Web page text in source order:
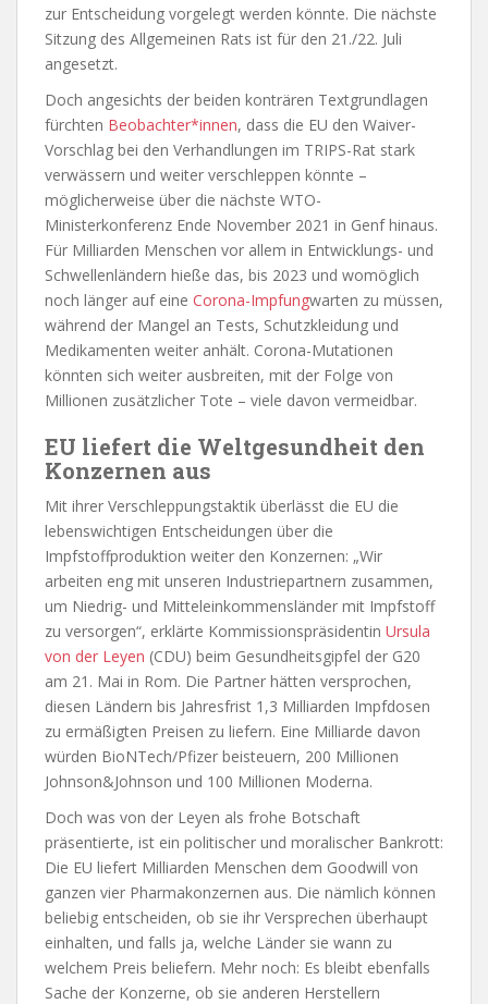
zur Entscheidung vorgelegt werden könnte. Die nächste
Sitzung des Allgemeinen Rats ist für den 21./22. Juli
angesetzt.
Doch angesichts der beiden konträren Textgrundlagen
fürchten Beobachter*innen, dass die EU den Waiver-
Vorschlag bei den Verhandlungen im TRIPS-Rat stark
verwässern und weiter verschleppen könnte –
möglicherweise über die nächste WTO-
Ministerkonferenz Ende November 2021 in Genf hinaus.
Für Milliarden Menschen vor allem in Entwicklungs- und
Schwellenländern hieße das, bis 2023 und womöglich
noch länger auf eine Corona-Impfungwarten zu müssen,
während der Mangel an Tests, Schutzkleidung und
Medikamenten weiter anhält. Corona-Mutationen
könnten sich weiter ausbreiten, mit der Folge von
Millionen zusätzlicher Tote – viele davon vermeidbar.
EU liefert die Weltgesundheit den
Konzernen aus
Mit ihrer Verschleppungstaktik überlässt die EU die
lebenswichtigen Entscheidungen über die
Impfstoffproduktion weiter den Konzernen: „Wir
arbeiten eng mit unseren Industriepartnern zusammen,
um Niedrig- und Mitteleinkommensländer mit Impfstoff
zu versorgen“, erklärte Kommissionspräsidentin Ursula
von der Leyen (CDU) beim Gesundheitsgipfel der G20
am 21. Mai in Rom. Die Partner hätten versprochen,
diesen Ländern bis Jahresfrist 1,3 Milliarden Impfdosen
zu ermäßigten Preisen zu liefern. Eine Milliarde davon
würden BioNTech/Pfizer beisteuern, 200 Millionen
Johnson&Johnson und 100 Millionen Moderna.
Doch was von der Leyen als frohe Botschaft
präsentierte, ist ein politischer und moralischer Bankrott:
Die EU liefert Milliarden Menschen dem Goodwill von
ganzen vier Pharmakonzernen aus. Die nämlich können
beliebig entscheiden, ob sie ihr Versprechen überhaupt
einhalten, und falls ja, welche Länder sie wann zu
welchem Preis beliefern. Mehr noch: Es bleibt ebenfalls
Sache der Konzerne, ob sie anderen Herstellern